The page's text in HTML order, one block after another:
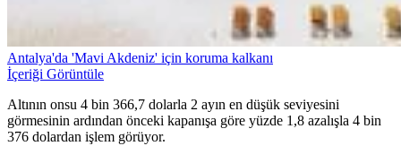
Antalya'da 'Mavi Akdeniz' için koruma kalkanı
İçeriği Görüntüle
Altının onsu 4 bin 366,7 dolarla 2 ayın en düşük seviyesini
görmesinin ardından önceki kapanışa göre yüzde 1,8 azalışla 4 bin
376 dolardan işlem görüyor.